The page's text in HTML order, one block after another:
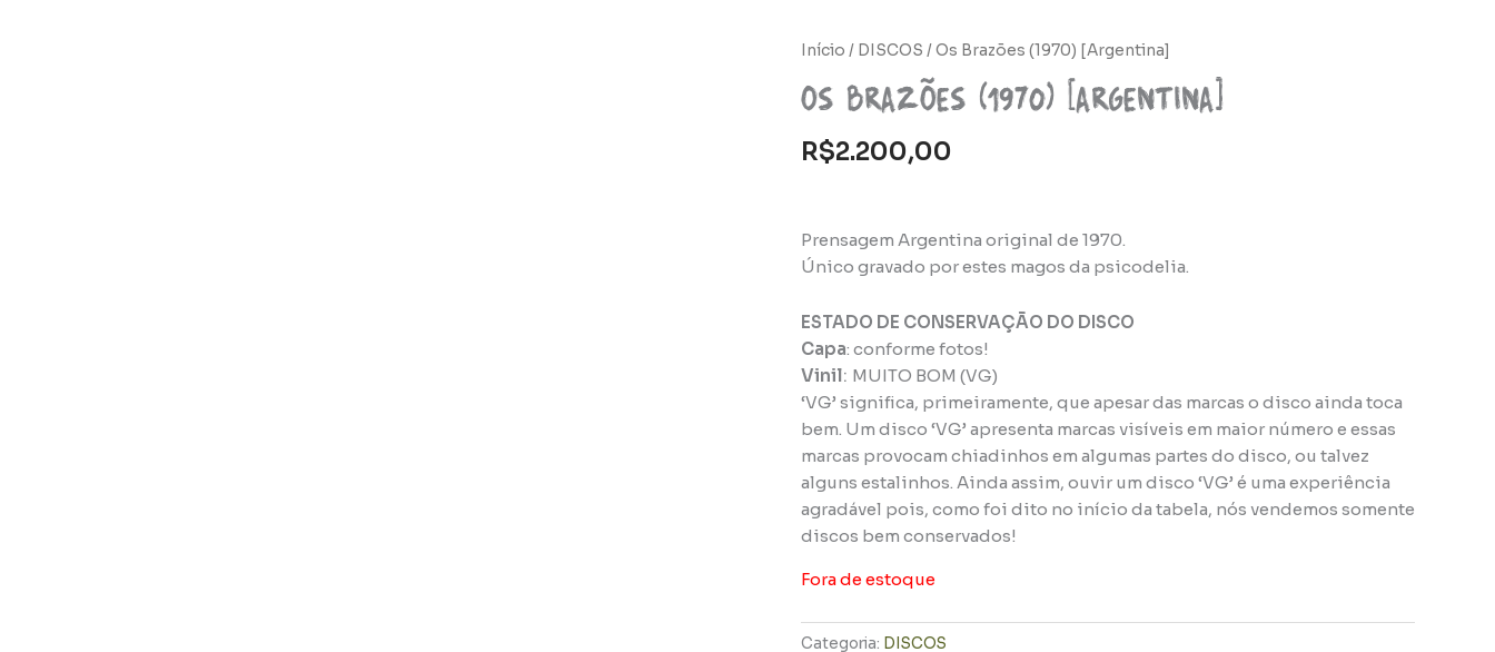
Início / DISCOS / Os Brazões (1970) [Argentina]
Os Brazões (1970) [Argentina]
R$2.200,00
Prensagem Argentina original de 1970.
Único gravado por estes magos da psicodelia.
ESTADO DE CONSERVAÇÃO DO DISCO
Capa: conforme fotos!
Vinil: MUITO BOM (VG)
‘VG’ significa, primeiramente, que apesar das marcas o disco ainda toca
bem. Um disco ‘VG’ apresenta marcas visíveis em maior número e essas
marcas provocam chiadinhos em algumas partes do disco, ou talvez
alguns estalinhos. Ainda assim, ouvir um disco ‘VG’ é uma experiência
agradável pois, como foi dito no início da tabela, nós vendemos somente
discos bem conservados!
Fora de estoque
Categoria: DISCOS